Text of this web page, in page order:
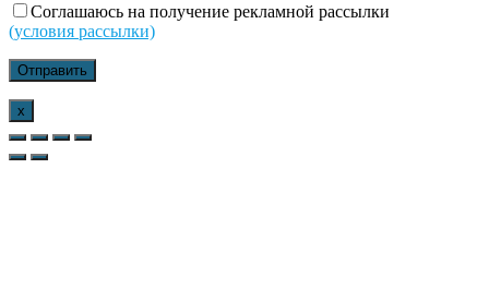
Соглашаюсь на получение рекламной рассылки
(условия рассылки)
x